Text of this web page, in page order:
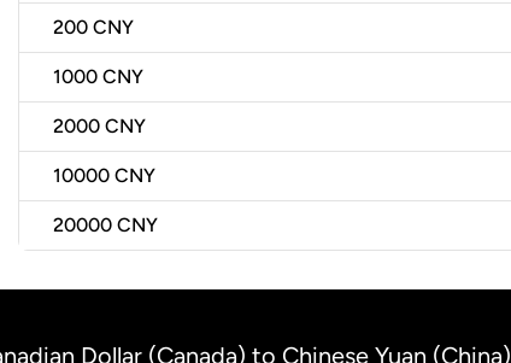
200 CNY
1000 CNY
2000 CNY
10000 CNY
20000 CNY
Dollar (Canada) to Chinese Yuan (China)